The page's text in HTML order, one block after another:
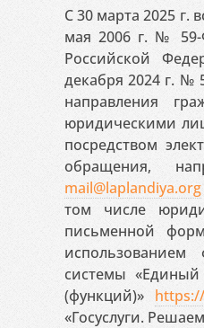
С 30 марта 2025 г.
мая 2006 г. № 59-
Российской
декабря 2024 г. №
направления
юридическими
посредством
обращения,
mail@laplandiya.org
том числе
письменной
использованием
системы «Единый
(функций)»
«Госуслуги.